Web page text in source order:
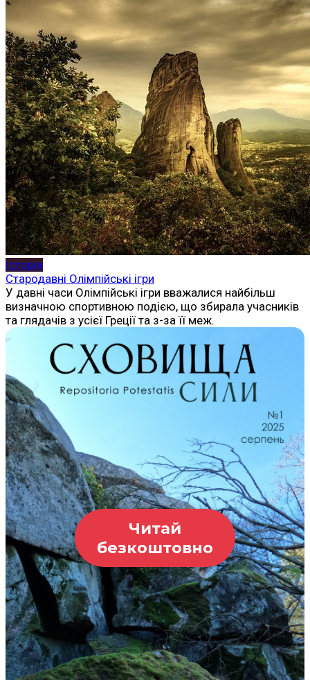
Історія
Стародавні Олімпійські ігри
У давні часи Олімпійські ігри вважалися найбільш
визначною спортивною подією, що збирала учасників
та глядачів з усієї Греції та з-за її меж.
Читай
безкоштовно